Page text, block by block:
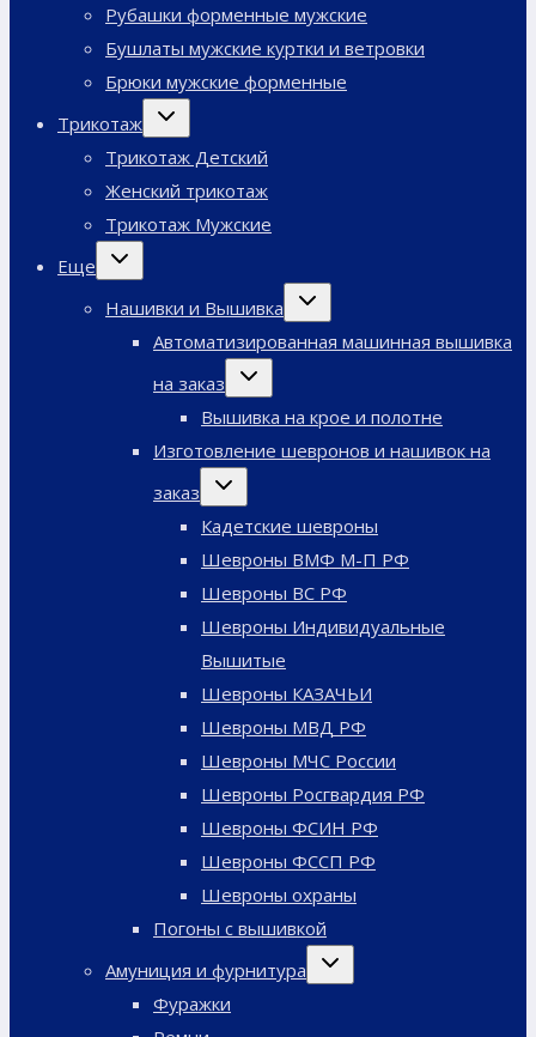
Рубашки форменные мужские
Бушлаты мужские куртки и ветровки
Брюки мужские форменные
Трикотаж
Переключить
дочернее
Трикотаж Детский
Женский трикотаж
Трикотаж Мужские
Еще
Переключить
дочернее
Нашивки и Вышивка
Переключить
дочернее
Автоматизированная машинная вышивка
на заказ
Переключить
дочернее
Вышивка на крое и полотне
Изготовление шевронов и нашивок на
заказ
Переключить
дочернее
Кадетские шевроны
Шевроны ВМФ М-П РФ
Шевроны ВС РФ
Шевроны Индивидуальные
Вышитые
Шевроны КАЗАЧЬИ
Шевроны МВД РФ
Шевроны МЧС России
Шевроны Росгвардия РФ
Шевроны ФСИН РФ
Шевроны ФССП РФ
Шевроны охраны
Погоны с вышивкой
Амуниция и фурнитура
Переключить
дочернее
Фуражки